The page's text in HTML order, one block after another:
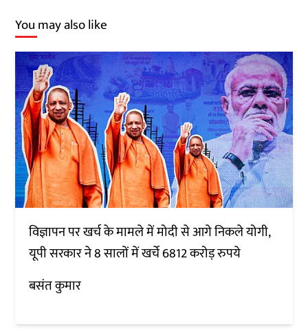
You may also like
विज्ञापन पर खर्च के मामले में मोदी से आगे निकले योगी,
यूपी सरकार ने 8 सालों में खर्चे 6812 करोड़ रुपये
बसंत कुमार